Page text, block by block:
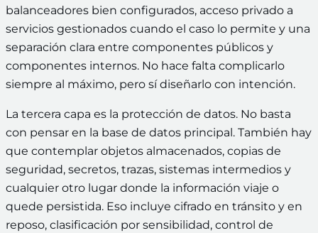
balanceadores bien configurados, acceso privado a
servicios gestionados cuando el caso lo permite y una
separación clara entre componentes públicos y
componentes internos. No hace falta complicarlo
siempre al máximo, pero sí diseñarlo con intención.
La tercera capa es la protección de datos. No basta
con pensar en la base de datos principal. También hay
que contemplar objetos almacenados, copias de
seguridad, secretos, trazas, sistemas intermedios y
cualquier otro lugar donde la información viaje o
quede persistida. Eso incluye cifrado en tránsito y en
reposo, clasificación por sensibilidad, control de